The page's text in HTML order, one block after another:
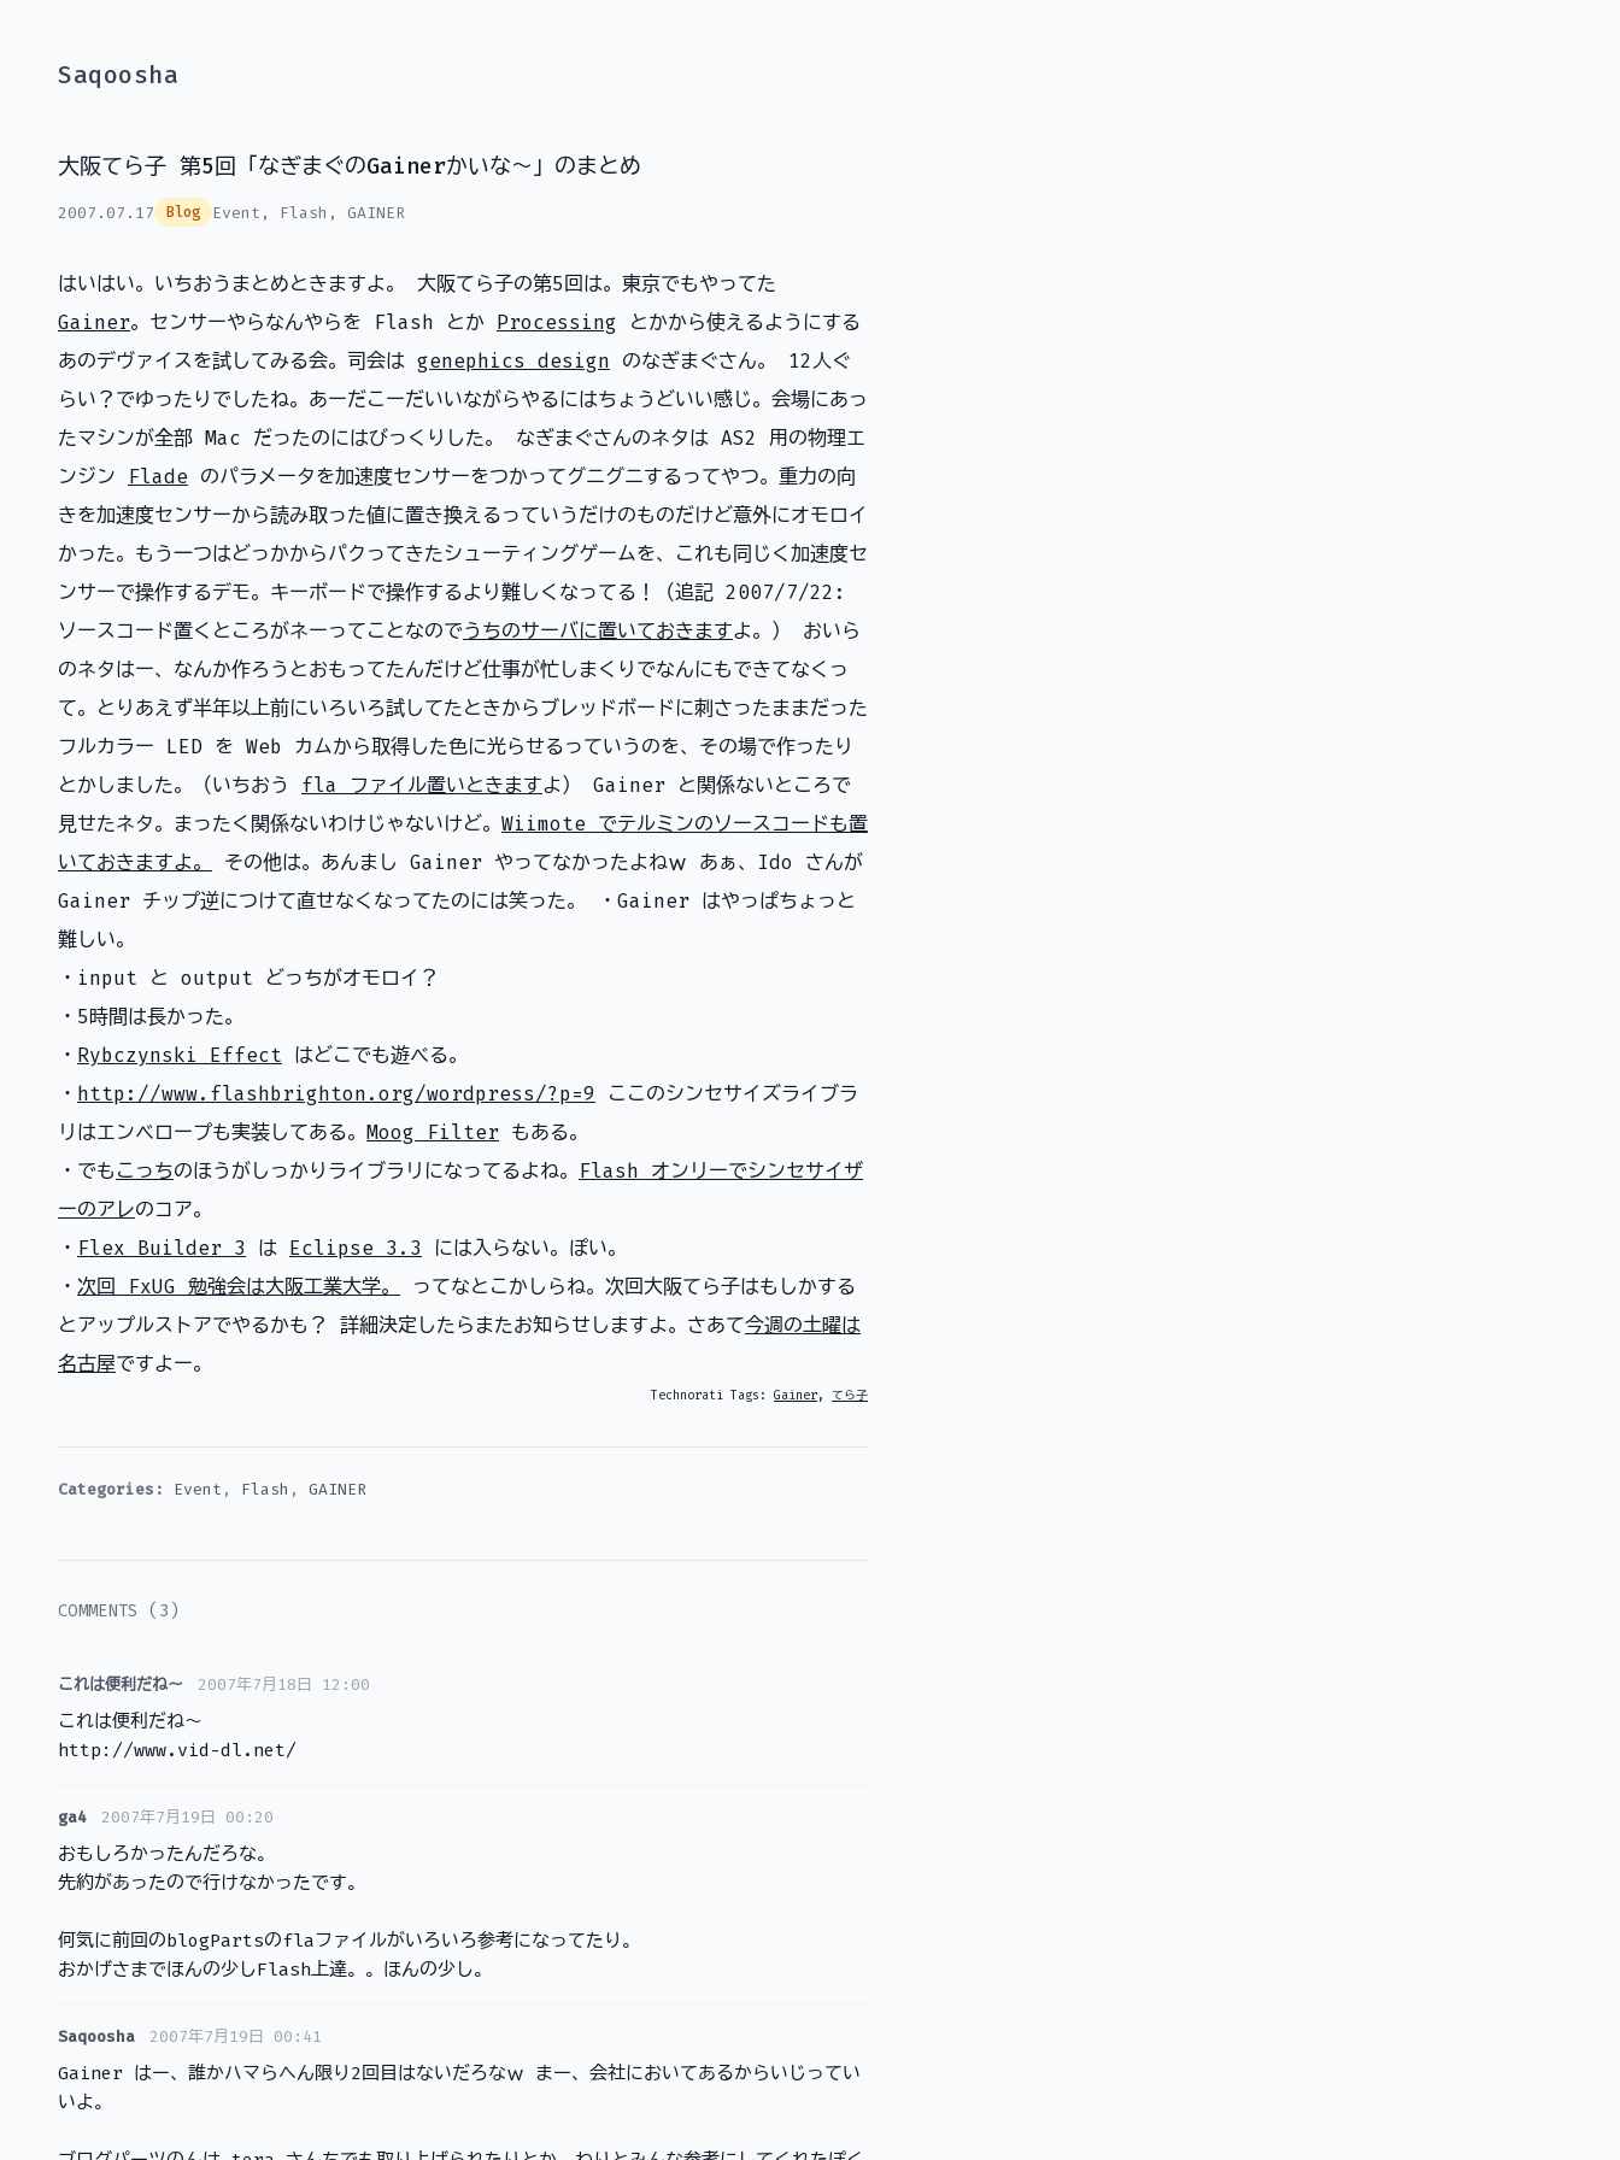
Saqoosha
大阪てら子 第5回「なぎまぐのGainerかいな〜」のまとめ
2007.07.17 Blog Event , Flash , GAINER
はいはい。いちおうまとめときますよ。 大阪てら子の第5回は。東京でもやってた
Gainer。センサーやらなんやらを Flash とか Processing とかから使えるようにする
あのデヴァイスを試してみる会。司会は genephics design のなぎまぐさん。 12人ぐ
らい？でゆったりでしたね。あーだこーだいいながらやるにはちょうどいい感じ。会場にあっ
たマシンが全部 Mac だったのにはびっくりした。 なぎまぐさんのネタは AS2 用の物理エ
ンジン
Flade のパラメータを加速度センサーをつかってグニグニするってやつ。重力の向
きを加速度センサーから読み取った値に置き換えるっていうだけのものだけど意外にオモロイ
かった。もう一つはどっかからパクってきたシューティングゲームを、これも同じく加速度セ
ンサーで操作するデモ。キーボードで操作するより難しくなってる！（追記 2007/7/22:
ソースコード置くところがネーってことなのでうちのサーバに置いておきますよ。） おいら
のネタはー、なんか作ろうとおもってたんだけど仕事が忙しまくりでなんにもできてなくっ
て。とりあえず半年以上前にいろいろ試してたときからブレッドボードに刺さったままだった
フルカラー LED を Web カムから取得した色に光らせるっていうのを、その場で作ったり
とかしました。（いちおう fla ファイル置いときますよ） Gainer と関係ないところで
見せたネタ。まったく関係ないわけじゃないけど。 Wiimote でテルミンのソースコードも置
いておきますよ。
その他は。あんまし Gainer やってなかったよねｗ あぁ、Ido さんが
Gainer チップ逆につけて直せなくなってたのには笑った。 ・Gainer はやっぱちょっと
難しい。
・input と output どっちがオモロイ？
・5時間は長かった。
・ Rybczynski Effect はどこでも遊べる。
・ http://www.flashbrighton.org/wordpress/?p=9 ここのシンセサイズライブラ
リはエンベロープも実装してある。 Moog Filter もある。
・でも こっちのほうがしっかりライブラリになってるよね。
Flash オンリーでシンセサイザ
ーのアレのコア。
・ Flex Builder 3 は Eclipse 3.3
には入らない。ぽい。
・ 次回 FxUG 勉強会は大阪工業大学。
ってなとこかしらね。次回大阪てら子はもしかする
とアップルストアでやるかも？ 詳細決定したらまたお知らせしますよ。さあて今週の土曜は
名古屋ですよー。
Technorati Tags: Gainer, てら子
Categories: Event , Flash , GAINER
COMMENTS (3)
これは便利だね～ 2007年7月18日 12:00
これは便利だね～
http://www.vid-dl.net/
ga4 2007年7月19日 00:20
おもしろかったんだろな。
先約があったので行けなかったです。
何気に前回のblogPartsのflaファイルがいろいろ参考になってたり。
おかげさまでほんの少しFlash上達。。ほんの少し。
Saqoosha 2007年7月19日 00:41
Gainer はー、誰かハマらへん限り2回目はないだろなｗ まー、会社においてあるからいじってい
いよ。